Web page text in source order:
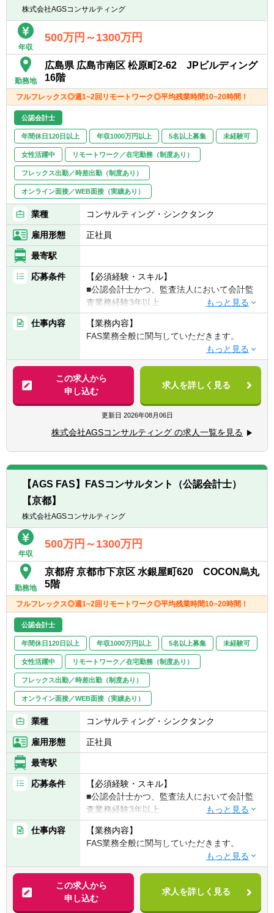
臨機応変に出社と在宅勤務を利用可能）
（1～3月）40時間/月（※あくまでも目安とな
ります）
整備支援等
■教育関連
・地方独立行政法人化支援、科学研究費ガイ
ュレーション）支援、会計相談・研修対応等
・地方独立行政法人化支援、財政シミュレー
ション、経営改善支援、会計相談・研修対応
株式会社AGSコンサルティング
年収
500万円～1300万円
勤務地
広島県 広島市南区 松原町2-62 JPビルディング
16階
フルフレックス◎週1~2回リモートワーク◎平均残業時間10~20時間！
公認会計士
年間休日120日以上 年収1000万円以上 5名以上募集 未経験可
女性活躍中 リモートワーク／在宅勤務（制度あり）
フレックス出勤／時差出勤（制度あり）
オンライン面接／WEB面接（実績あり）
業種 コンサルティング・シンクタンク
雇用形態 正社員
最寄駅
応募条件
【必須経験・スキル】
■公認会計士かつ、監査法人において会計監
査業務経験3年以上
【歓迎経験・スキル】
■DD業務、FA業務などのFAS業務経験
■PPAの知識を有する方
■不正調査経験（フォレンジック等）
仕事内容
【業務内容】
FAS業務全般に関与していただきます。
【具体的には】
■DD業務（財務DDが主、希望に応じて税務
DD/ビジネスDDも関与可能）
■バリュエーション業務（株式価値算定/統合
比率算定/PPA/財務モデリングなど）
■FA業務（エグゼキューション中心、ソーシ
ング業務は行わない。TOB/株式交換/株式移
転などの案件もあり）
■M&Aにかかる会計/税務相談業務
■カーブアウト分析（カーブアウトPL/BS分
析、プロフォーマ分析）
どの支援業務
■PMI業務（経理/財務のほか、PMO/ガバナン
ス/経営管理等）
■事業再構築支援業務（事業ポートフォリオ
ズDD等）
価。
■またM&A未経験者の場合は、財務DDから経
験し、その後バリュエーション、FA、PMIや
ビジネスDDなども経験してM&Aにかかる必
要業務を一気通貫に経験する機会を得られま
す。
■アソシエイト ⇒ シニアアソシエイト
⇒ アシスタントマネージャー
（チームを牽引）、専門コース（各事業部の
チームにて専門性を発揮）に分岐。シニアマ
ネージャー、ディレクター。
■事業部長 ⇒ 副部門長 ⇒ 部門長（FAS
部門のトップ）
※所属は株式会社AGSコンサルティングにな
この求人から
申し込む
求人を詳しく見る
更新日 2026年08月06日
株式会社AGSコンサルティング の求人一覧を見る
【AGS FAS】FASコンサルタント（公認会計士）
【京都】
株式会社AGSコンサルティング
年収
500万円～1300万円
勤務地
京都府 京都市下京区 水銀屋町620 COCON烏丸
5階
フルフレックス◎週1~2回リモートワーク◎平均残業時間10~20時間！
公認会計士
年間休日120日以上 年収1000万円以上 5名以上募集 未経験可
女性活躍中 リモートワーク／在宅勤務（制度あり）
フレックス出勤／時差出勤（制度あり）
オンライン面接／WEB面接（実績あり）
業種 コンサルティング・シンクタンク
雇用形態 正社員
最寄駅
応募条件
【必須経験・スキル】
■公認会計士かつ、監査法人において会計監
査業務経験3年以上
【歓迎経験・スキル】
■DD業務、FA業務などのFAS業務経験
■PPAの知識を有する方
■不正調査経験（フォレンジック等）
仕事内容
【業務内容】
FAS業務全般に関与していただきます。
【具体的には】
■DD業務（財務DDが主、希望に応じて税務
DD/ビジネスDDも関与可能）
■バリュエーション業務（株式価値算定/統合
この求人から
申し込む
求人を詳しく見る